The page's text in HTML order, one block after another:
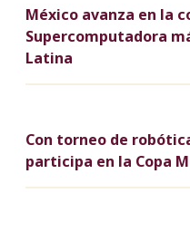
México avanza en la
Supercomputadora
Latina
Con torneo de
participa en la Copa